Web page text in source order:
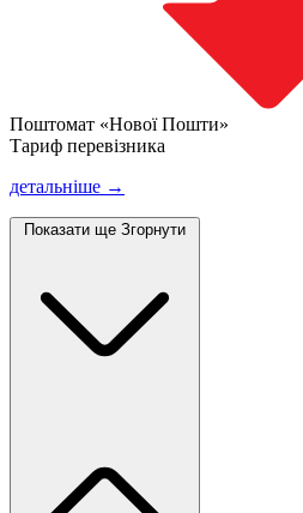
Поштомат «Нової Пошти»
Тариф перевізника
детальніше →
Показати ще Згорнути